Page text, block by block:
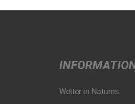
Wetter in Naturns